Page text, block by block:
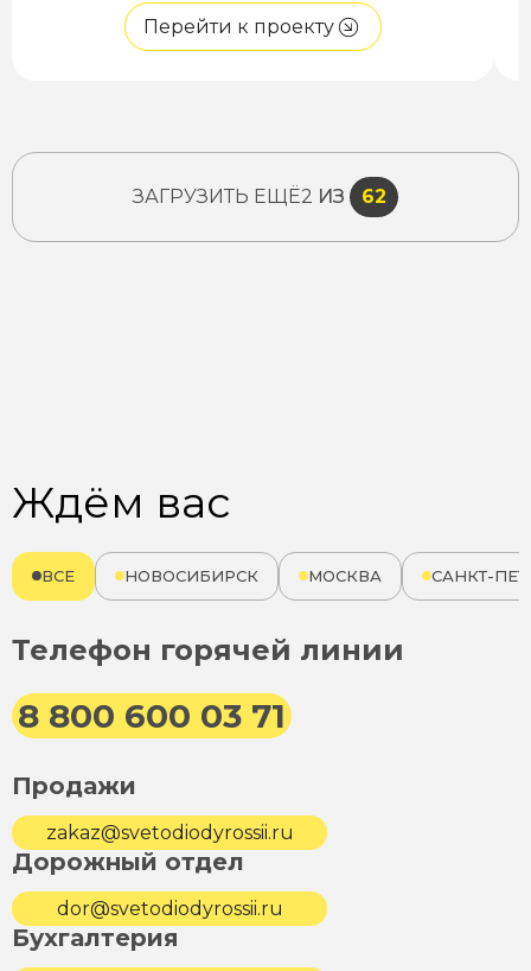
Перейти к проекту
ЗАГРУЗИТЬ ЕЩЁ2 ИЗ 62
Ждём вас
ВСЕ НОВОСИБИРСК МОСКВА САНКТ-
Телефон горячей линии
8 800 600 03 71
Продажи
zakaz@svetodiodyrossii.ru
Дорожный отдел
dor@svetodiodyrossii.ru
Бухгалтерия